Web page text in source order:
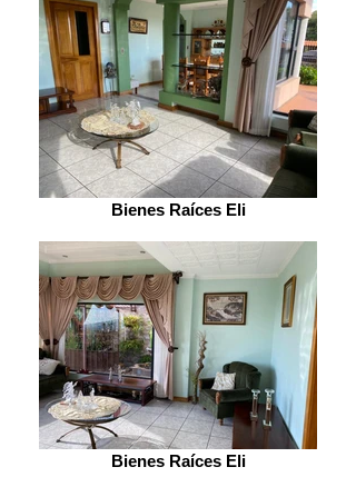
Bienes Raíces Eli
Bienes Raíces Eli